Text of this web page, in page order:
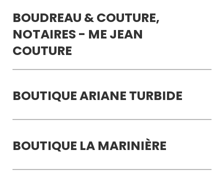
BOUDREAU & COUTURE,
NOTAIRES - ME JEAN
COUTURE
BOUTIQUE ARIANE TURBIDE
BOUTIQUE LA MARINIÈRE